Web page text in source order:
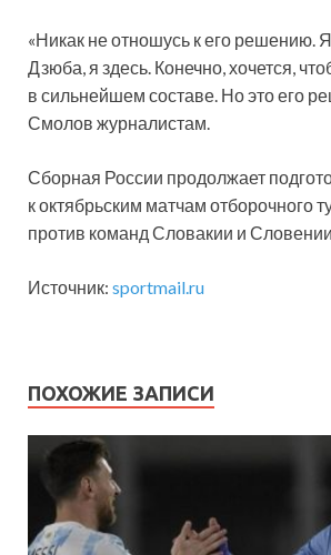
«Никак не отношусь к его решению.
Дзюба, я здесь. Конечно, хочется,
в сильнейшем составе. Но это его
Смолов журналистам.
Сборная России продолжает
к октябрьским матчам отборочного
против команд Словакии и
Источник: sportmail.ru
ПОХОЖИЕ ЗАПИСИ